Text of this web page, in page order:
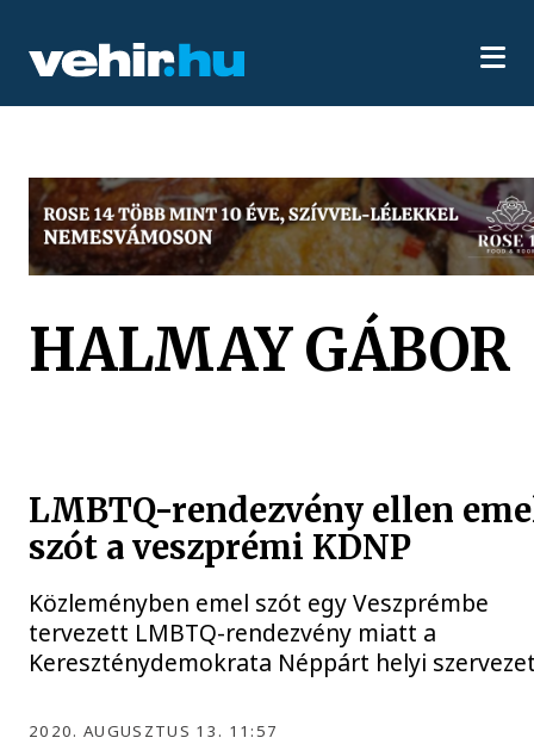
HALMAY GÁBOR
LMBTQ-rendezvény ellen
szót a veszprémi KDNP
Közleményben emel szót egy Veszprémbe
tervezett LMBTQ-rendezvény miatt a
Kereszténydemokrata Néppárt helyi
2020. AUGUSZTUS 13. 11:57